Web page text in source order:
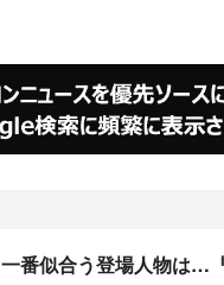
一番似合う登場人物は…